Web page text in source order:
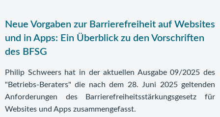
Neue Vorgaben zur Barrierefreiheit auf Websites
und in Apps: Ein Überblick zu den Vorschriften
des BFSG
Philip Schweers hat in der aktuellen Ausgabe 09/2025 des
"Betriebs-Beraters" die nach dem 28. Juni 2025 geltenden
Anforderungen des Barrierefreiheitsstärkungsgesetz für
Websites und Apps zusammengefasst.